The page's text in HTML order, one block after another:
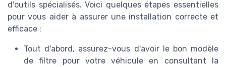
d'outils spécialisés. Voici quelques étapes essentielles
pour vous aider à assurer une installation correcte et
efficace :
Tout d'abord, assurez-vous d'avoir le bon modèle
de filtre pour votre véhicule en consultant la